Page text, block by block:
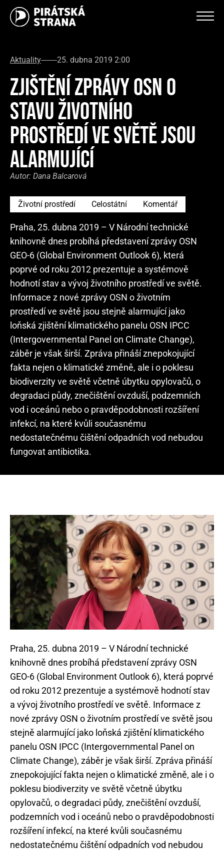
Aktuality 25. dubna 2019 2:00
ZJIŠTĚNÍ ZPRÁVY OSN O
STAVU ŽIVOTNÍHO
PROSTŘEDÍ VE SVĚTĚ JSOU
ALARMUJÍCÍ
Autor: Dana Balcarová
Životní prostředí Celostátní Komentář
Praha, 25. dubna 2019 – V Národní technické
knihovně dnes probíhá představení zprávy OSN
GEO-6 (Global Environment Outlook 6), která
poprvé od roku 2012 prezentuje a systémově
hodnotí stav a vývoj životního prostředí ve světě.
Informace z nové zprávy OSN o životním
prostředí ve světě jsou stejně alarmující jako
loňská zjištění klimatického panelu OSN IPCC
(Intergovernmental Panel on Climate Change),
záběr je však širší. Zpráva přináší znepokojující
fakta nejen o klimatické změně, ale i o poklesu
biodiverzity ve světě včetně úbytku opylovačů, o
degradaci půdy, znečištění ovzduší, podzemních
vod i oceánů nebo o pravděpodobnosti rozšíření
infekcí, na které kvůli současnému
nedostatečnému čištění odpadních vod nebudou
fungovat antibiotika.
Praha, 25. dubna 2019 – V Národní technické
knihovně dnes probíhá představení zprávy OSN
GEO-6 (Global Environment Outlook 6), která poprvé
od roku 2012 prezentuje a systémově hodnotí stav
a vývoj životního prostředí ve světě. Informace z
nové zprávy OSN o životním prostředí ve světě jsou
stejně alarmující jako loňská zjištění klimatického
panelu OSN IPCC (Intergovernmental Panel on
Climate Change), záběr je však širší. Zpráva přináší
znepokojující fakta nejen o klimatické změně, ale i o
poklesu biodiverzity ve světě včetně úbytku
opylovačů, o degradaci půdy, znečištění ovzduší,
podzemních vod i oceánů nebo o pravděpodobnosti
rozšíření infekcí, na které kvůli současnému
nedostatečnému čištění odpadních vod nebudou